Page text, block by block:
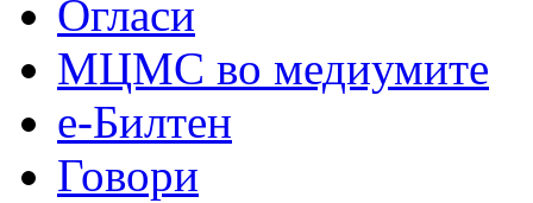
Огласи
МЦМС во медиумите
е-Билтен
Говори